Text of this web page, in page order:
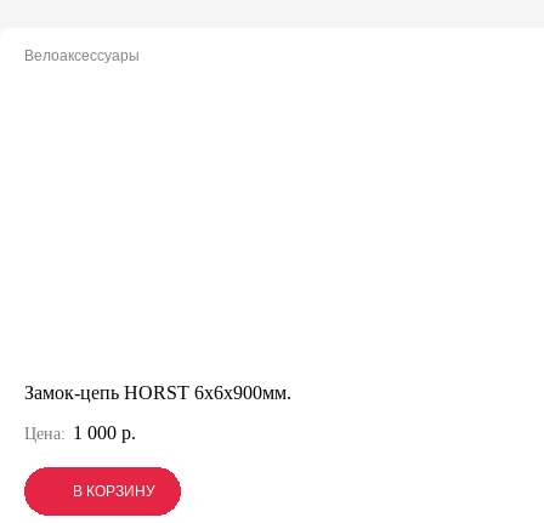
Велоаксессуары
Замок-цепь HORST 6х6x900мм.
Цена: 1 000 р.
В КОРЗИНУ
В КОРЗИНУ
В КОРЗИНУ